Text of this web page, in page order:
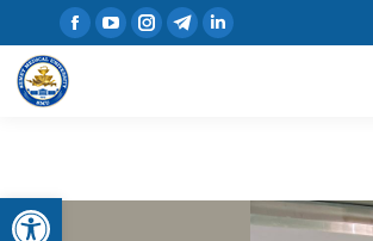
Open toolbar